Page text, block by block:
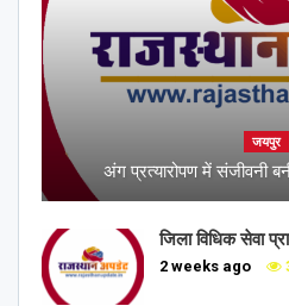
जयपुर
अंग प्रत्यारोपण में संजीवनी
जिला विधिक सेवा
2 weeks ago